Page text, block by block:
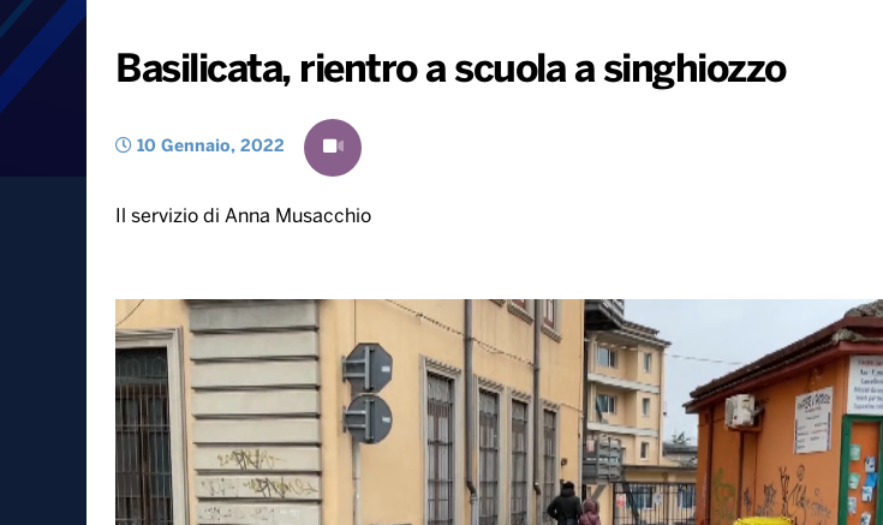
Basilicata, rientro a scuola a singhiozzo
10 Gennaio, 2022
Il servizio di Anna Musacchio